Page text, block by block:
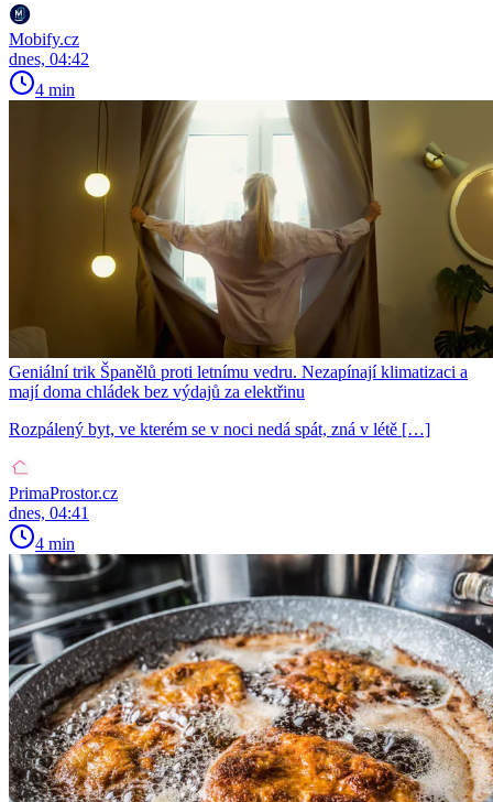
Mobify.cz
dnes, 04:42
4 min
Geniální trik Španělů proti letnímu vedru. Nezapínají klimatizaci a
mají doma chládek bez výdajů za elektřinu
Rozpálený byt, ve kterém se v noci nedá spát, zná v létě […]
PrimaProstor.cz
dnes, 04:41
4 min